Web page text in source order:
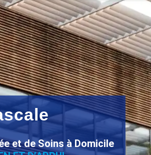
et de Soins à Domicile